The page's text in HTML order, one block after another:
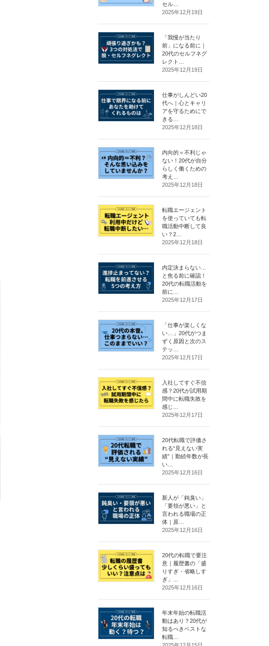
セル…
2025年12月19日
「我慢が当たり
前」になる前に｜
20代のセルフネグ
レクト…
2025年12月19日
仕事がしんどい20
代へ｜心とキャリ
アを守るためにで
きる…
2025年12月18日
内向的＝不利じゃ
ない！20代が自分
らしく働くための
考え…
2025年12月18日
転職エージェント
を使っていても転
職活動中断して良
い？2…
2025年12月18日
内定決まらない…
と焦る前に確認！
20代の転職活動を
前に…
2025年12月17日
「仕事が楽しくな
い…」20代がつま
ずく原因と次のス
テッ…
2025年12月17日
入社してすぐ不信
感？20代が試用期
間中に転職失敗を
感じ…
2025年12月17日
20代転職で評価さ
れる“見えない実
績”｜勤続年数が長
い…
2025年12月16日
新人が「鈍臭い」
「要領が悪い」と
言われる職場の正
体｜原…
2025年12月16日
20代の転職で要注
意｜履歴書の「盛
りすぎ・省略しす
ぎ」…
2025年12月16日
年末年始の転職活
動はあり？20代が
知るべきベストな
転職…